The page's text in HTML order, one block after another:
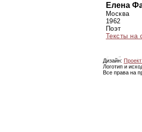
Елена
Москва
1962
Поэт
Тексты на
Дизайн:
Логотип и
Все права на